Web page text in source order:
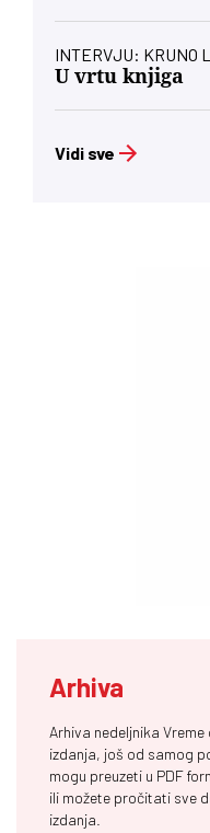
INTERVJU: KRUNO
U vrtu knjiga
Vidi sve
Arhiva
Arhiva nedeljnika
izdanja, još od samog
mogu preuzeti u PDF
ili možete pročitati sve
izdanja.